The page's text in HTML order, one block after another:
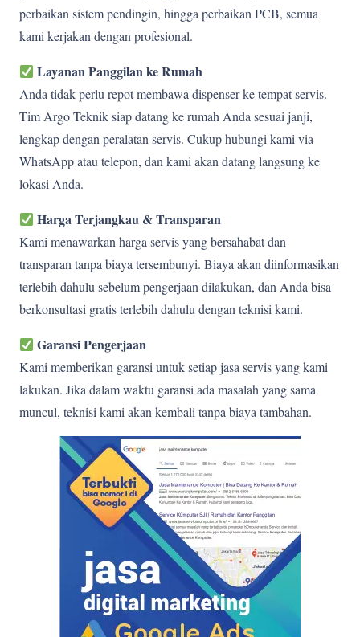
perbaikan sistem pendingin, hingga perbaikan PCB, semua
kami kerjakan dengan profesional.
Layanan Panggilan ke Rumah
Anda tidak perlu repot membawa dispenser ke tempat servis.
Tim Argo Teknik siap datang ke rumah Anda sesuai janji,
lengkap dengan peralatan servis. Cukup hubungi kami via
WhatsApp atau telepon, dan kami akan datang langsung ke
lokasi Anda.
Harga Terjangkau & Transparan
Kami menawarkan harga servis yang bersahabat dan
transparan tanpa biaya tersembunyi. Biaya akan diinformasikan
terlebih dahulu sebelum pengerjaan dilakukan, dan Anda bisa
berkonsultasi gratis terlebih dahulu dengan teknisi kami.
Garansi Pengerjaan
Kami memberikan garansi untuk setiap jasa servis yang kami
lakukan. Jika dalam waktu garansi ada masalah yang sama
muncul, teknisi kami akan kembali tanpa biaya tambahan.